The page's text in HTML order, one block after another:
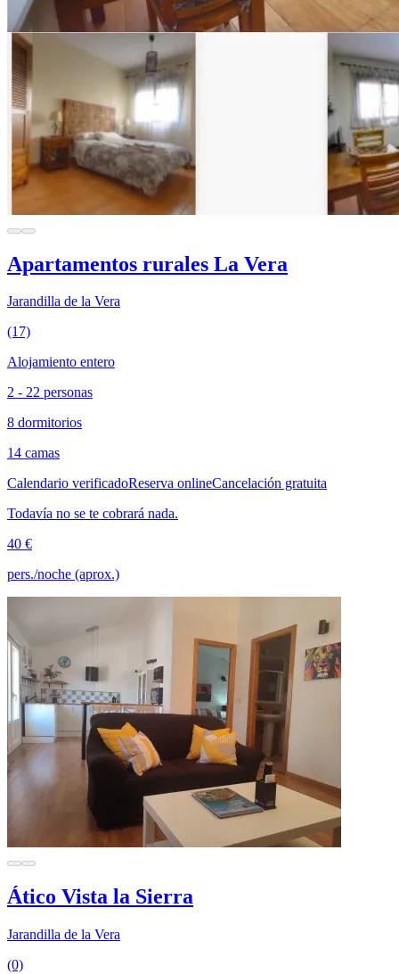
Apartamentos rurales La Vera
Jarandilla de la Vera
(17)
Alojamiento entero
2 - 22 personas
8 dormitorios
14 camas
Calendario verificadoReserva onlineCancelación gratuita
Todavía no se te cobrará nada.
40 €
pers./noche (aprox.)
Ático Vista la Sierra
Jarandilla de la Vera
(0)